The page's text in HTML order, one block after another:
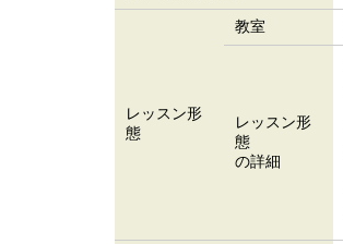
レッスン形
態
教室
レッスン形
態
の詳細